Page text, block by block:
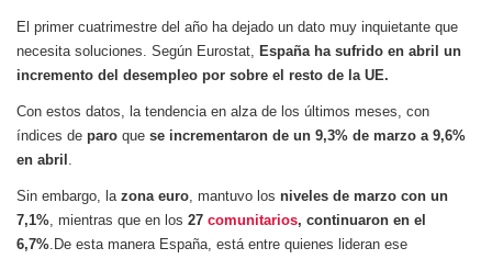
El primer cuatrimestre del año ha dejado un dato muy inquietante que
necesita soluciones. Según Eurostat, España ha sufrido en abril un
incremento del desempleo por sobre el resto de la UE.
Con estos datos, la tendencia en alza de los últimos meses, con
índices de paro que se incrementaron de un 9,3% de marzo a 9,6%
en abril .
Sin embargo, la zona euro, mantuvo los niveles de marzo con un
7,1%, mientras que en los 27 comunitarios, continuaron en el
6,7%. De esta manera España, está entre quienes lideran ese